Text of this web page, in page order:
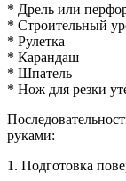
* Дрель или
* Строительный
* Рулетка
* Карандаш
* Шпатель
* Нож для резки
руками:
1. Подготовка